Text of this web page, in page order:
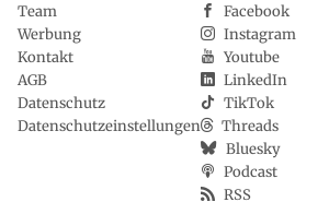
Team
Werbung
Kontakt
AGB
Datenschutz
Datenschutzeinstellungen
Facebook
Instagram
Youtube
LinkedIn
TikTok
Threads
Bluesky
Podcast
RSS